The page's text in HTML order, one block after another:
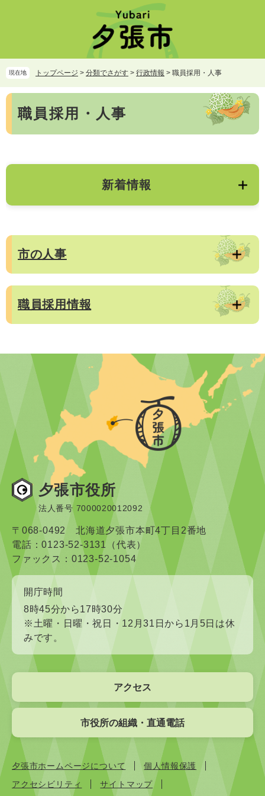
頭
で
す。
飛
ば
し
文
現在地 トップページ > 分類でさがす > 行政情報 > 職員採用・人事
本
職員採用・人事
新着情報
市の人事
職員採用情報
夕張市役所
法人番号 7000020012092
〒068-0492 北海道夕張市本町4丁目2番地
電話：0123-52-3131（代表）
ファックス：0123-52-1054
開庁時間
8時45分から17時30分
※土曜・日曜・祝日・12月31日から1月5日は休
みです。
アクセス
市役所の組織・直通電話
夕張市ホームページについて
個人情報保護
アクセシビリティ
サイトマップ